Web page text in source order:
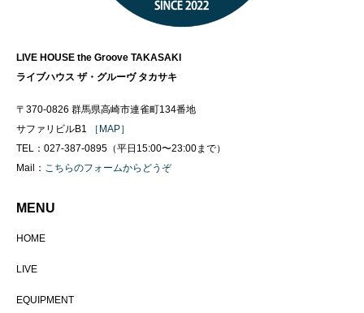
LIVE HOUSE the Groove TAKASAKI
ライブハウス ザ・グルーヴ タカサキ
〒370-0826 群馬県高崎市連雀町134番地
サファリビルB1
［MAP］
TEL：027-387-0895（平日15:00〜23:00まで）
Mail： こちらのフォームからどうぞ
MENU
HOME
LIVE
EQUIPMENT